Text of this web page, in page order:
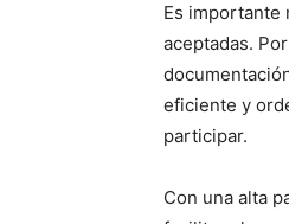
Es importante
aceptadas.
eficiente y
participar.
Con una alta